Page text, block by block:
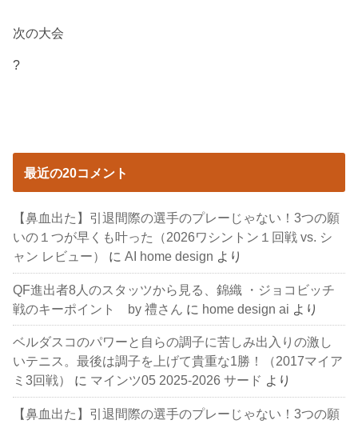
次の大会
?
最近の20コメント
【鼻血出た】引退間際の選手のプレーじゃない！3つの願
いの１つが早くも叶った（2026ワシントン１回戦 vs. シ
ャン レビュー）
にAI home design より
QF進出者8人のスタッツから見る、錦織 ・ジョコビッチ
戦のキーポイント by 禮さん に home design ai より
ベルダスコのパワーと自らの調子に苦しみ出入りの激し
いテニス。最後は調子を上げて貴重な1勝！（2017マイア
ミ3回戦）
に マインツ05 2025-2026 サード より
【鼻血出た】引退間際の選手のプレーじゃない！3つの願